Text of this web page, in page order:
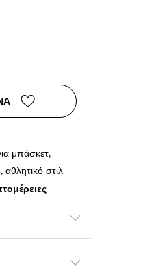
μπάσκετ,
στιλ.